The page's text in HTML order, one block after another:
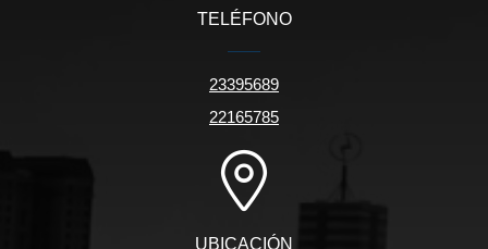
TELÉFONO
23395689
22165785
UBICACIÓN